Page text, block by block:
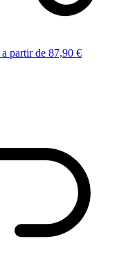
a partir de 87,90 €